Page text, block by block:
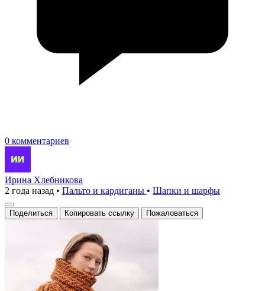
0 комментариев
Ирина Хлебникова
2 года назад • Пальто и кардиганы • Шапки и шарфы
Поделиться Копировать ссылку Пожаловаться